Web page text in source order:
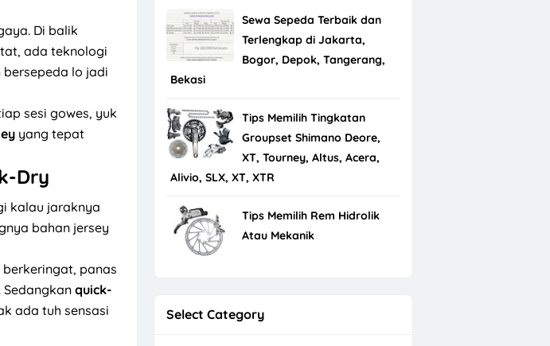
Di balik
ada teknologi
lo jadi
sesi gowes, yuk
yang tepat
Dry
kalau jaraknya
bahan jersey
panas
quick-
ada tuh sensasi
Sewa Sepeda Terbaik dan
Terlengkap di Jakarta,
Bogor, Depok, Tangerang,
Bekasi
Tips Memilih Tingkatan
Groupset Shimano Deore,
XT, Tourney, Altus, Acera,
Alivio, SLX, XT, XTR
Tips Memilih Rem Hidrolik
Atau Mekanik
Select Category